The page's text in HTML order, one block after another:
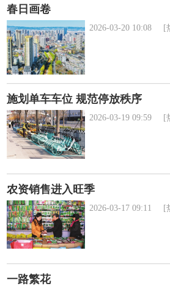
春日画卷
2026-03-20 10:08 [
施划单车车位 规范停放秩序
2026-03-19 09:59 [
农资销售进入旺季
2026-03-17 09:11 [
一路繁花